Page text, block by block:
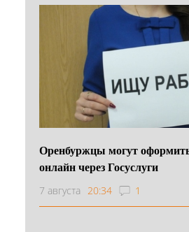
Оренбуржцы могут
онлайн через Госуслуги
7 августа 20:34 1